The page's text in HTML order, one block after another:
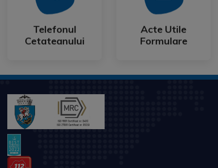
Telefonul
Cetateanului
Telefonul
Cetateanului
Acte Utile
Formulare
Acte Utile
Formulare